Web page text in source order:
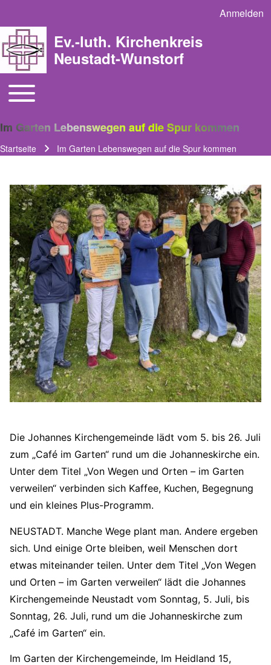
User
Anmelden
Ev.-luth. Kirchenkreis
Neustadt-Wunstorf
Main navigation
Toggle main menu
Im Garten Lebenswegen auf die Spur kommen
Pfadnavigation
Startseite Im Garten Lebenswegen auf die Spur kommen
Die Johannes Kirchengemeinde lädt vom 5. bis 26. Juli
zum „Café im Garten“ rund um die Johanneskirche ein.
Unter dem Titel „Von Wegen und Orten – im Garten
verweilen“ verbinden sich Kaffee, Kuchen, Begegnung
und ein kleines Plus-Programm.
NEUSTADT. Manche Wege plant man. Andere ergeben
sich. Und einige Orte bleiben, weil Menschen dort
etwas miteinander teilen. Unter dem Titel „Von Wegen
und Orten – im Garten verweilen“ lädt die Johannes
Kirchengemeinde Neustadt vom Sonntag, 5. Juli, bis
Sonntag, 26. Juli, rund um die Johanneskirche zum
„Café im Garten“ ein.
Im Garten der Kirchengemeinde, Im Heidland 15,